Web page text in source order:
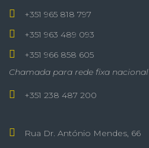
+351 965 818 797
+351 963 489 093
+351 966 858 605
Chamada para rede fixa nacional
+351 238 487 200
Rua Dr. António Mendes, 66